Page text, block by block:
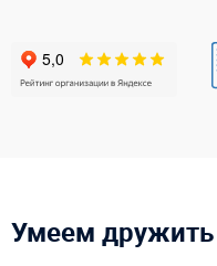
Умеем дружить